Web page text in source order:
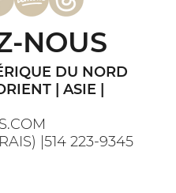
DU NORD
| ASIE |
|514 223-9345
NOUS